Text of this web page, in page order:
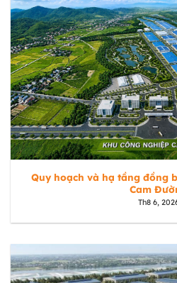
Quy hoạch và hạ tầng đồng
Cam
Th8 6,